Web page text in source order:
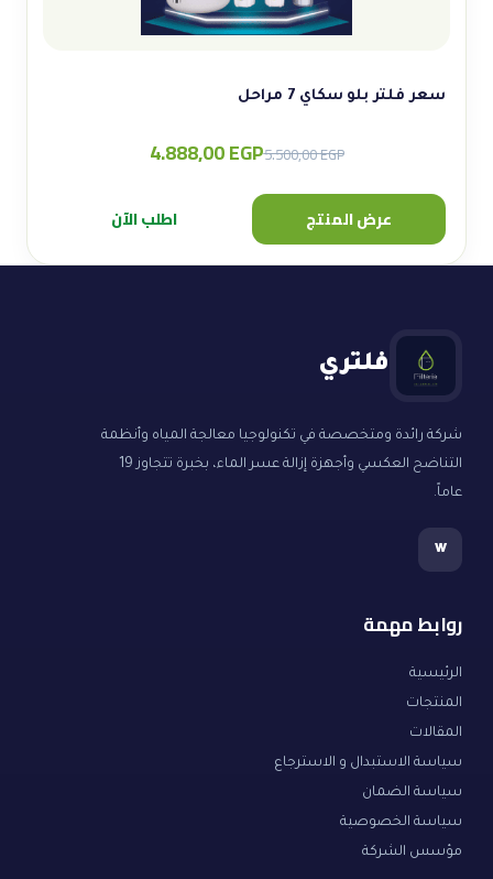
سعر فلتر بلو سكاي 7 مراحل
5.500,00EGP
Original
4.888,00EGP
Current
عرض المنتج اطلب الآن
فلتري
شركة رائدة ومتخصصة في تكنولوجيا معالجة المياه وأنظمة
التناضح العكسي وأجهزة إزالة عسر الماء، بخبرة تتجاوز 19
عاماً.
w
روابط مهمة
الرئيسية
المنتجات
المقالات
سياسة الاستبدال و الاسترجاع
سياسة الضمان
سياسة الخصوصية
مؤسس الشركة